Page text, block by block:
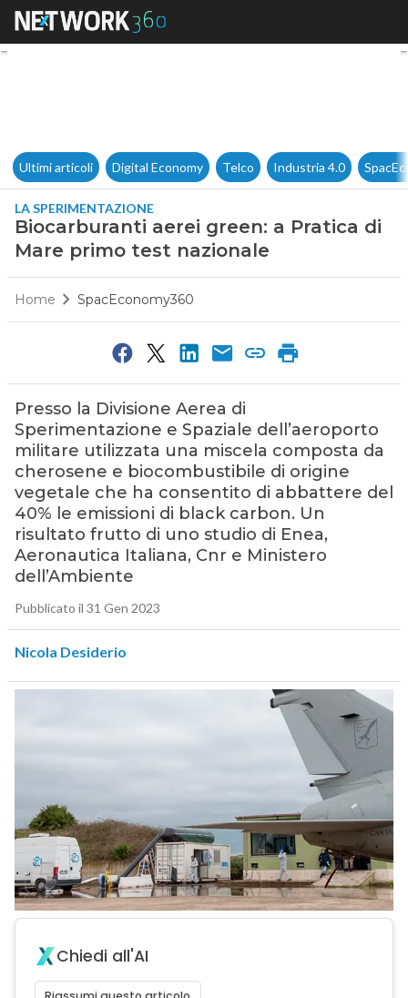
Biocarburanti aerei green: a
Ultimi articoli Digital Economy Telco Industria 4.0
LA SPERIMENTAZIONE
Biocarburanti aerei green: a Pratica di
Mare primo test nazionale
Home SpacEconomy360
Presso la Divisione Aerea di
Sperimentazione e Spaziale dell’aeroporto
militare utilizzata una miscela composta da
cherosene e biocombustibile di origine
vegetale che ha consentito di abbattere del
40% le emissioni di black carbon. Un
risultato frutto di uno studio di Enea,
Aeronautica Italiana, Cnr e Ministero
dell’Ambiente
Pubblicato il 31 Gen 2023
Nicola Desiderio
Chiedi all'AI